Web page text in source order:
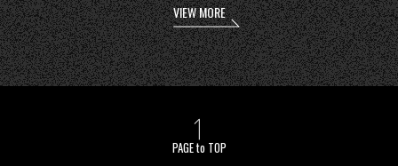
VIEW MORE
PAGE to TOP